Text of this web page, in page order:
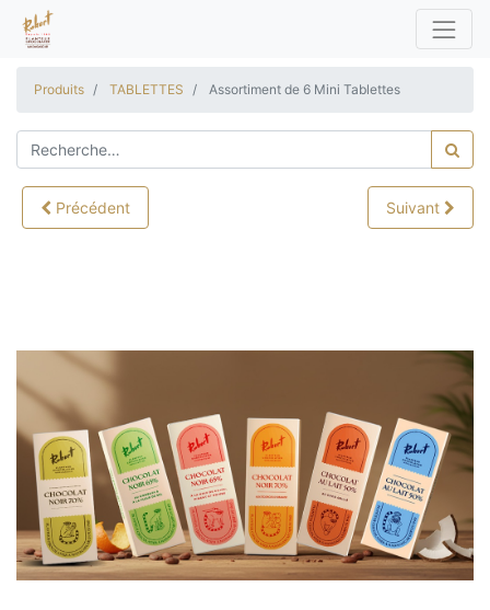
Produits TABLETTES Assortiment de 6 Mini Tablettes
Précédent Suivant